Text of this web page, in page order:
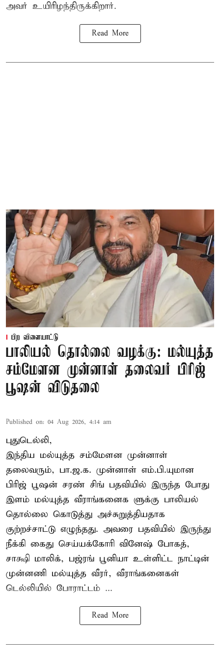
அவர் உயிரிழந்திருக்கிறார்.
Read More
பிற விளையாட்டு
பாலியல் தொல்லை வழக்கு: மல்யுத்த
சம்மேளன முன்னாள் தலைவர் பிரிஜ்
பூஷன் விடுதலை
Published on: 04 Aug 2026, 4:14 am
புதுடெல்லி,
இந்திய மல்யுத்த சம்மேளன முன்னாள்
தலைவரும், பா.ஜ.க. முன்னாள் எம்.பி.யுமான
பிரிஜ் பூஷன் சரண் சிங் பதவியில் இருந்த போது
இளம் மல்யுத்த வீராங்கனைக ளுக்கு பாலியல்
தொல்லை கொடுத்து அச்சுறுத்தியதாக
குற்றச்சாட்டு எழுந்தது. அவரை பதவியில் இருந்து
நீக்கி கைது செய்யக்கோரி வினேஷ் போகத்,
சாக்ஷி மாலிக், பஜ்ரங் பூனியா உள்ளிட்ட நாட்டின்
முன்னணி மல்யுத்த வீரர், வீராங்கனைகள்
டெல்லியில் போராட்டம் ...
Read More